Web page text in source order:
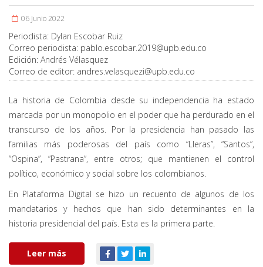
06 Junio 2022
Periodista: Dylan Escobar Ruiz
Correo periodista: pablo.escobar.2019@upb.edu.co
Edición: Andrés Vélasquez
Correo de editor: andres.velasquezi@upb.edu.co
La historia de Colombia desde su independencia ha estado
marcada por un monopolio en el poder que ha perdurado en el
transcurso de los años. Por la presidencia han pasado las
familias más poderosas del país como “Lleras”, “Santos”,
“Ospina”, “Pastrana”, entre otros; que mantienen el control
político, económico y social sobre los colombianos.
En Plataforma Digital se hizo un recuento de algunos de los
mandatarios y hechos que han sido determinantes en la
historia presidencial del país. Esta es la primera parte.
Leer más